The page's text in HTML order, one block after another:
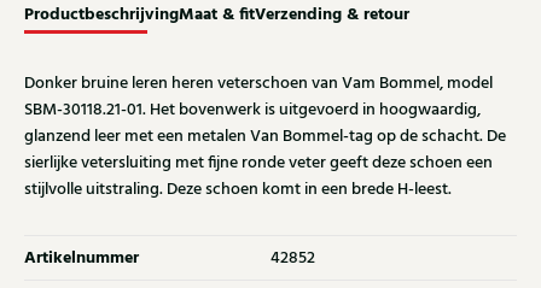
ProductbeschrijvingMaat & fitVerzending & retour
Donker bruine leren heren veterschoen van Vam Bommel, model
SBM-30118.21-01. Het bovenwerk is uitgevoerd in hoogwaardig,
glanzend leer met een metalen Van Bommel-tag op de schacht. De
sierlijke vetersluiting met fijne ronde veter geeft deze schoen een
stijlvolle uitstraling. Deze schoen komt in een brede H-leest.
Artikelnummer 42852